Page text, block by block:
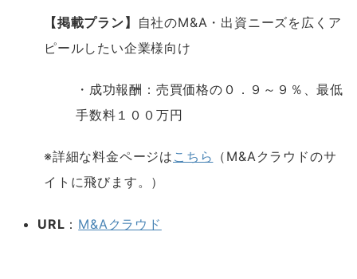
【掲載プラン】
自社のM&A・出資ニーズを広くア
ピールしたい企業様向け
・成功報酬：売買価格の０．９～９％、最低
手数料１００万円
※詳細な料金ページは こちら （M&Aクラウドのサ
イトに飛びます。）
URL ： M&Aクラウド